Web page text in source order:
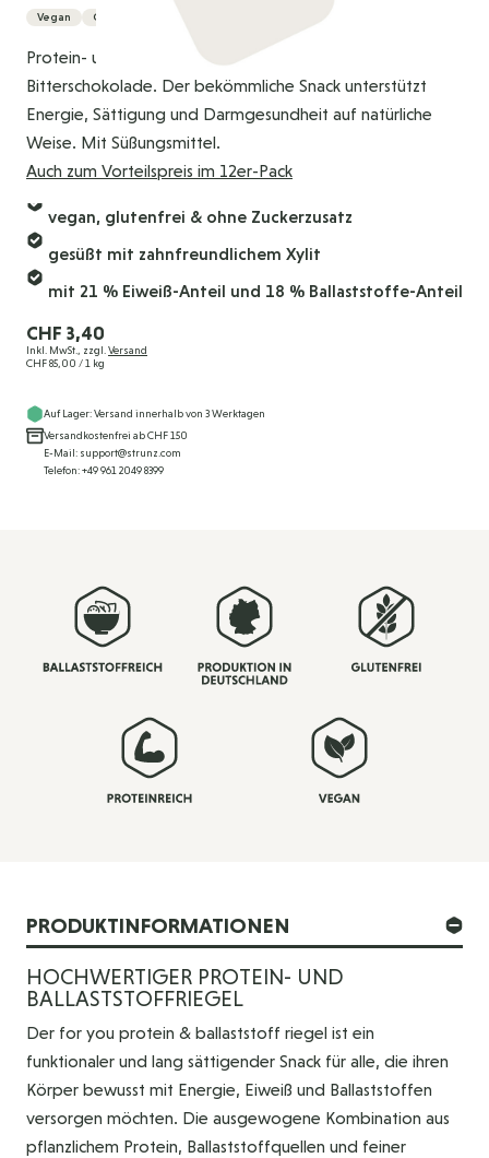
Vegan Glutenfrei Proteinreich
Protein- und Ballaststoffriegel mit Mandeln und
Bitterschokolade. Der bekömmliche Snack unterstützt
Energie, Sättigung und Darmgesundheit auf natürliche
Weise. Mit Süßungsmittel.
Auch zum Vorteilspreis im 12er-Pack
vegan, glutenfrei & ohne Zuckerzusatz
gesüßt mit zahnfreundlichem Xylit
mit 21 % Eiweiß-Anteil und 18 % Ballaststoffe-Anteil
CHF 3,40
Inkl. MwSt., zzgl. Versand
CHF 85,00 / 1 kg
Auf Lager: Versand innerhalb von 3 Werktagen
Versandkostenfrei ab CHF 150
E-Mail: support@strunz.com
Telefon: +49 961 2049 8399
PRODUKTINFORMATIONEN
HOCHWERTIGER PROTEIN- UND
BALLASTSTOFFRIEGEL
Der for you protein & ballaststoff riegel ist ein
funktionaler und lang sättigender Snack für alle, die ihren
Körper bewusst mit Energie, Eiweiß und Ballaststoffen
versorgen möchten. Die ausgewogene Kombination aus
pflanzlichem Protein, Ballaststoffquellen und feiner